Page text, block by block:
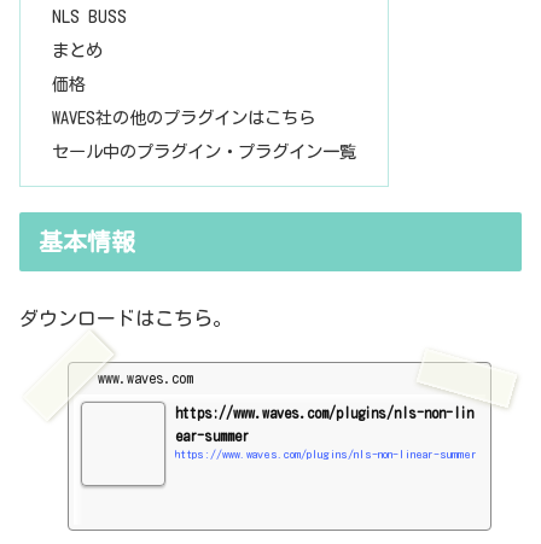
NLS BUSS
まとめ
価格
WAVES社の他のプラグインはこちら
セール中のプラグイン・プラグイン一覧
基本情報
ダウンロードはこちら。
www.waves.com
https://www.waves.com/plugins/nls-non-lin
ear-summer
https://www.waves.com/plugins/nls-non-linear-summer